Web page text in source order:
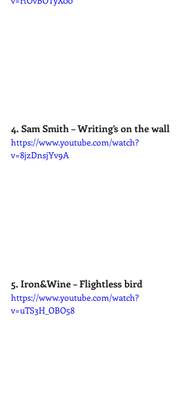
4. Sam Smith – Writing’s on the wall
https://www.youtube.com/watch?
v=8jzDnsjYv9A
5. Iron&Wine – Flightless bird
https://www.youtube.com/watch?
v=uTS3H_OBO58